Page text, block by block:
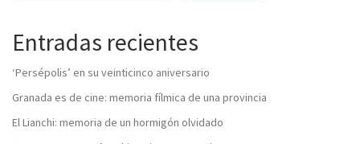
Entradas recientes
‘Persépolis’ en su veinticinco aniversario
Granada es de cine: memoria fílmica de una provincia
El Lianchi: memoria de un hormigón olvidado